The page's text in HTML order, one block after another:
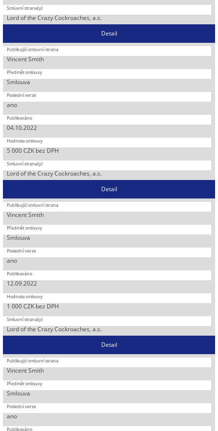
Lord of the Crazy Cockroaches, a.s.
Detail
Vincent Smith
Smlouva
ano
04.10.2022
5 000 CZK bez DPH
Lord of the Crazy Cockroaches, a.s.
Detail
Vincent Smith
Smlouva
ano
12.09.2022
1 000 CZK bez DPH
Lord of the Crazy Cockroaches, a.s.
Detail
Vincent Smith
Smlouva
ano